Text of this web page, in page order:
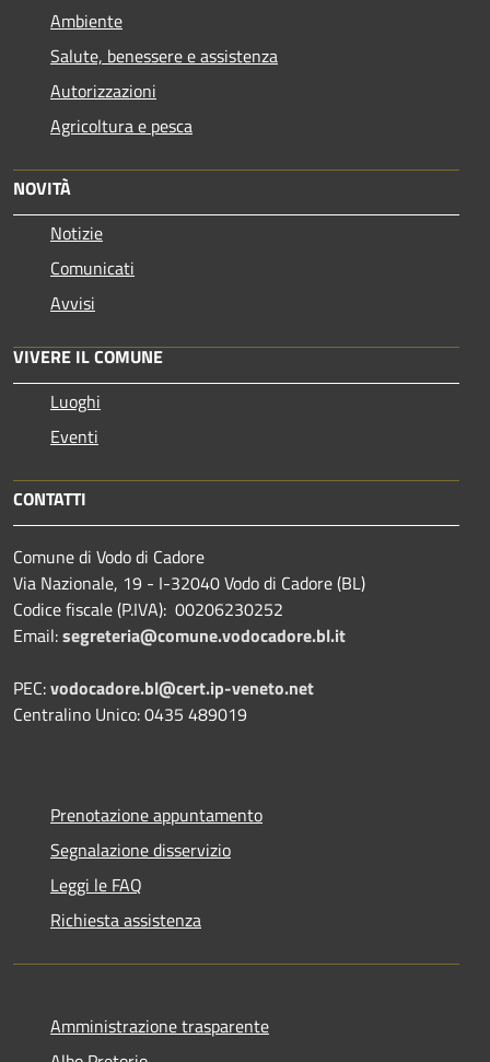
Ambiente
Salute, benessere e assistenza
Autorizzazioni
Agricoltura e pesca
NOVITÀ
Notizie
Comunicati
Avvisi
VIVERE IL COMUNE
Luoghi
Eventi
CONTATTI
Comune di Vodo di Cadore
Via Nazionale, 19 - I-32040 Vodo di Cadore (BL)
Codice fiscale (P.IVA): 00206230252
Email:segreteria@comune.vodocadore.bl.it
PEC:vodocadore.bl@cert.ip-veneto.net
Centralino Unico: 0435 489019
Prenotazione appuntamento
Segnalazione disservizio
Leggi le FAQ
Richiesta assistenza
Amministrazione trasparente